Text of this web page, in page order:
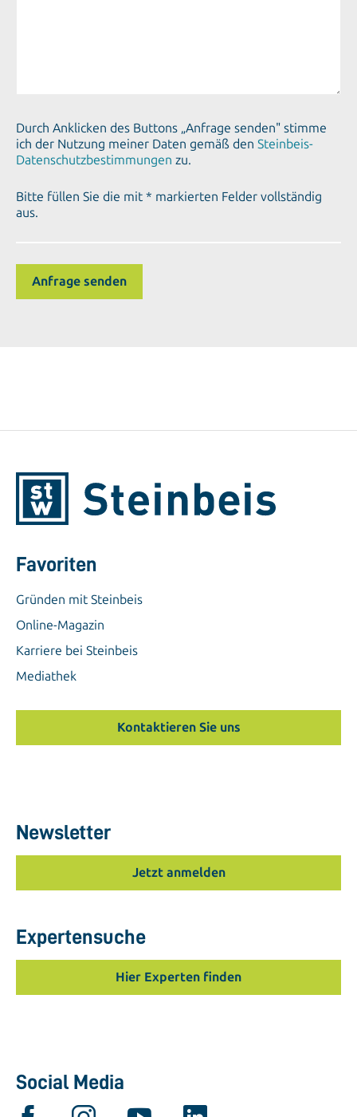
Durch Anklicken des Buttons „Anfrage senden" stimme
ich der Nutzung meiner Daten gemäß den Steinbeis-
Datenschutzbestimmungen zu.
Bitte füllen Sie die mit * markierten Felder vollständig
aus.
Favoriten
Gründen mit Steinbeis
Online-Magazin
Karriere bei Steinbeis
Mediathek
Kontaktieren Sie uns
Newsletter
Jetzt anmelden
Expertensuche
Hier Experten finden
Social Media